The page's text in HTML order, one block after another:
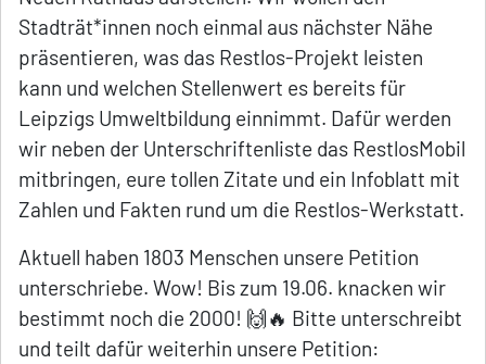
Stadträt*innen noch einmal aus nächster Nähe
präsentieren, was das Restlos-Projekt leisten
kann und welchen Stellenwert es bereits für
Leipzigs Umweltbildung einnimmt. Dafür werden
wir neben der Unterschriftenliste das RestlosMobil
mitbringen, eure tollen Zitate und ein Infoblatt mit
Zahlen und Fakten rund um die Restlos-Werkstatt.
Aktuell haben 1803 Menschen unsere Petition
unterschriebe. Wow! Bis zum 19.06. knacken wir
bestimmt noch die 2000! 🙌🔥 Bitte unterschreibt
und teilt dafür weiterhin unsere Petition: